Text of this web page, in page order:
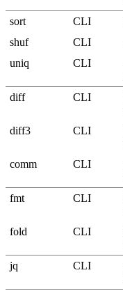
sort CLI
shuf
CLI
uniq
CLI
diff CLI
diff3 CLI
comm CLI
fmt CLI
fold CLI
jq CLI